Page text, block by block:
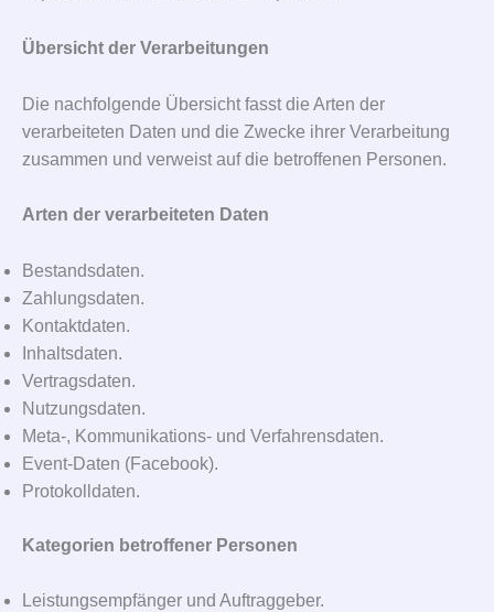
Übersicht der Verarbeitungen
Die nachfolgende Übersicht fasst die Arten der
verarbeiteten Daten und die Zwecke ihrer Verarbeitung
zusammen und verweist auf die betroffenen Personen.
Arten der verarbeiteten Daten
Bestandsdaten.
Zahlungsdaten.
Kontaktdaten.
Inhaltsdaten.
Vertragsdaten.
Nutzungsdaten.
Meta-, Kommunikations- und Verfahrensdaten.
Event-Daten (Facebook).
Protokolldaten.
Kategorien betroffener Personen
Leistungsempfänger und Auftraggeber.